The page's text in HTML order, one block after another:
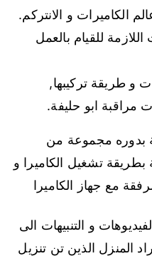
الكاميرات و الانتركم.
للقيام بالعمل
و طريقة تركيبها,
مراقبة ابو حليفة.
بدوره مجموعة من
بطريقة تشغيل الكاميرا و
مع جهاز الكاميرا
و التنبيهات الى
المنزل الذين تن تنزيل